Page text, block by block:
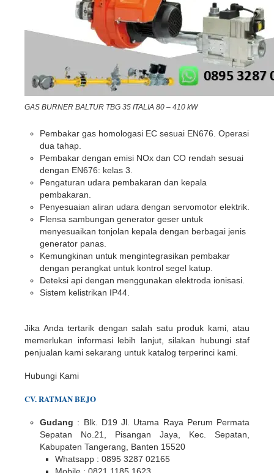
GAS BURNER BALTUR TBG 35 ITALIA 80 – 410 kW
Pembakar gas homologasi EC sesuai EN676. Operasi
dua tahap.
Pembakar dengan emisi NOx dan CO rendah sesuai
dengan EN676: kelas 3.
Pengaturan udara pembakaran dan kepala
pembakaran.
Penyesuaian aliran udara dengan servomotor elektrik.
Flensa sambungan generator geser untuk
menyesuaikan tonjolan kepala dengan berbagai jenis
generator panas.
Kemungkinan untuk mengintegrasikan pembakar
dengan perangkat untuk kontrol segel katup.
Deteksi api dengan menggunakan elektroda ionisasi.
Sistem kelistrikan IP44.
Jika Anda tertarik dengan salah satu produk kami, atau
memerlukan informasi lebih lanjut, silakan hubungi staf
penjualan kami sekarang untuk katalog terperinci kami.
Hubungi Kami
CV. RATMAN BEJO
Gudang : Blk. D19 Jl. Utama Raya Perum Permata
Sepatan No.21, Pisangan Jaya, Kec. Sepatan,
Kabupaten Tangerang, Banten 15520
Whatsapp : 0895 3287 02165